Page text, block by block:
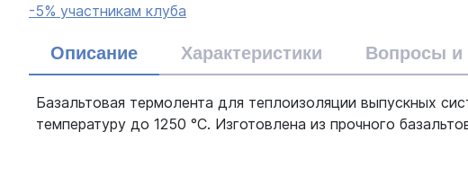
-5% участникам клуба
Описание Характеристики Вопросы и
Базальтовая термолента для теплоизоляции выпускных
температуру до 1250 °C. Изготовлена из прочного